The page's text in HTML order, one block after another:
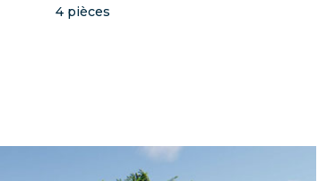
4 pièces